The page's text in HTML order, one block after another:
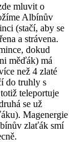
mluvit o
Albínův
(stačí, aby se
a strávena.
dokud
měďák) má
než 4 zlaté
do truhly s
teleportuje
se už
Magenergie
zlaťák smí